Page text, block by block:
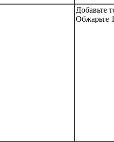
Добавьте
Обжарьте